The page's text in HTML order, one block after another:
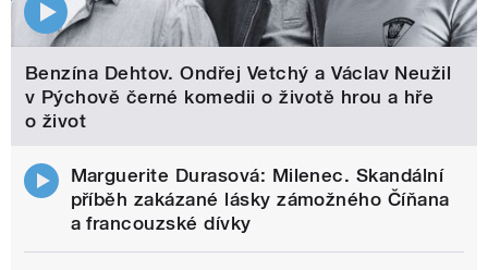
Benzína Dehtov. Ondřej Vetchý a Václav Neužil
v Pýchově černé komedii o životě hrou a hře
o život
Marguerite Durasová: Milenec. Skandální
příběh zakázané lásky zámožného Číňana
a francouzské dívky